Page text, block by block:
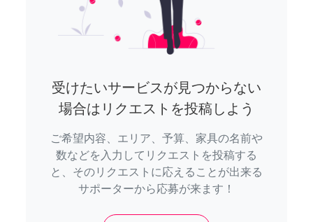
受けたいサービスが見つからない
場合はリクエストを投稿しよう
ご希望内容、エリア、予算、家具の名前や
数などを入力してリクエストを投稿する
と、そのリクエストに応えることが出来る
サポーターから応募が来ます！